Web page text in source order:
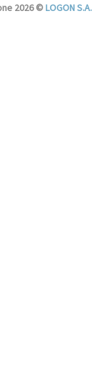
2026 ©LOGON S.A.